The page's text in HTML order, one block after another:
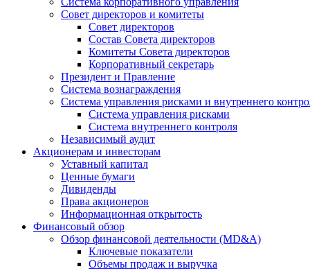
Совет директоров и комитеты
Совет директоров
Состав Совета директоров
Комитеты Совета директоров
Корпоративный секретарь
Президент и Правление
Система вознаграждения
Система управления рисками и внутреннего
Система управления рисками
Система внутреннего контроля
Независимый аудит
Акционерам и инвесторам
Уставный капитал
Ценные бумаги
Дивиденды
Права акционеров
Информационная открытость
Финансовый обзор
Обзор финансовой деятельности (MD&A)
Ключевые показатели
Объемы продаж и выручка